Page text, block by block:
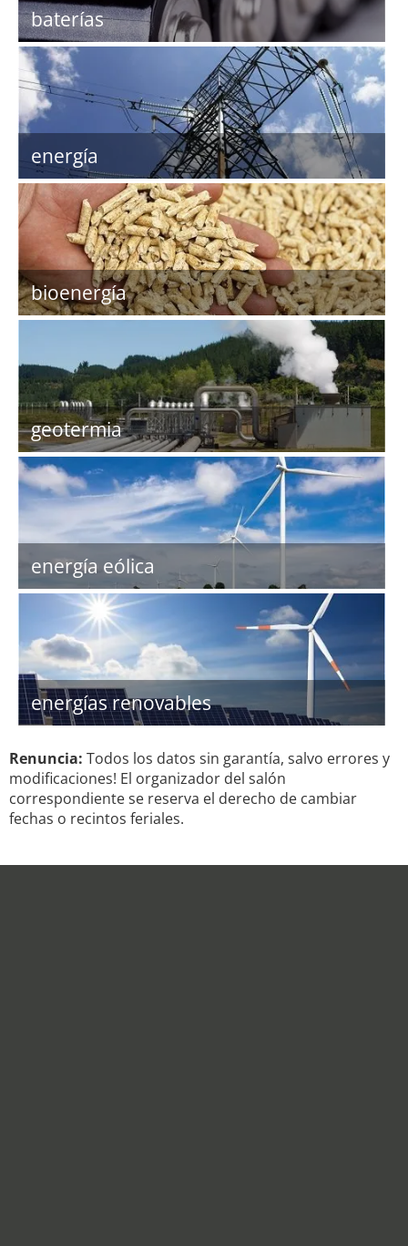
baterías
energía
bioenergía
geotermia
energía eólica
energías renovables
Renuncia: Todos los datos sin garantía, salvo errores y
modificaciones! El organizador del salón
correspondiente se reserva el derecho de cambiar
fechas o recintos feriales.